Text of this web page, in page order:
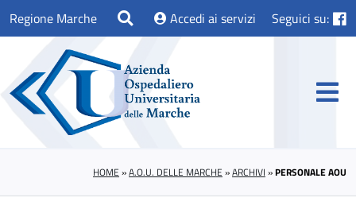
Regione Marche Accedi ai servizi Seguici su:
HOME »A.O.U. DELLE MARCHE »ARCHIVI »PERSONALE AOU